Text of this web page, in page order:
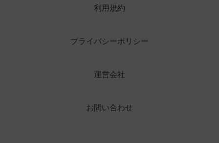
利用規約
プライバシーポリシー
運営会社
お問い合わせ